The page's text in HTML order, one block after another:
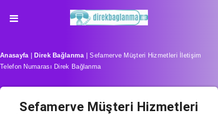
Anasayfa| Direk Bağlanma|Sefamerve Müşteri Hizmetleri İletişim
Telefon Numarası Direk Bağlanma
Sefamerve Müşteri Hizmetleri